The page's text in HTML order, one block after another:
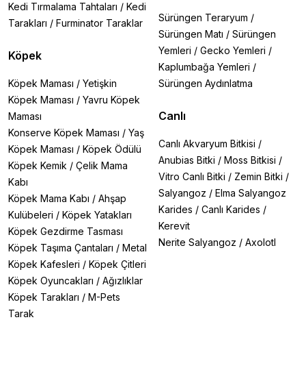
Kedi Tırmalama Tahtaları / Kedi
Tarakları / Furminator Taraklar
Köpek
Köpek Maması / Yetişkin
Köpek Maması / Yavru Köpek
Maması
Konserve Köpek Maması / Yaş
Köpek Maması / Köpek Ödülü
Köpek Kemik / Çelik Mama
Kabı
Köpek Mama Kabı / Ahşap
Kulübeleri / Köpek Yatakları
Köpek Gezdirme Tasması
Köpek Taşıma Çantaları / Metal
Köpek Kafesleri / Köpek Çitleri
Köpek Oyuncakları / Ağızlıklar
Köpek Tarakları / M-Pets
Tarak
Sürüngen Teraryum /
Sürüngen Matı / Sürüngen
Yemleri / Gecko Yemleri /
Kaplumbağa Yemleri /
Sürüngen Aydınlatma
Canlı
Canlı Akvaryum Bitkisi /
Anubias Bitki / Moss Bitkisi /
Vitro Canlı Bitki / Zemin Bitki /
Salyangoz / Elma Salyangoz
Karides / Canlı Karides /
Kerevit
Nerite Salyangoz / Axolotl